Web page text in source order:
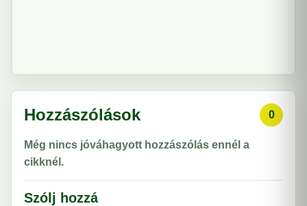
Hozzászólások 0
Még nincs jóváhagyott hozzászólás ennél a
cikknél.
Szólj hozzá